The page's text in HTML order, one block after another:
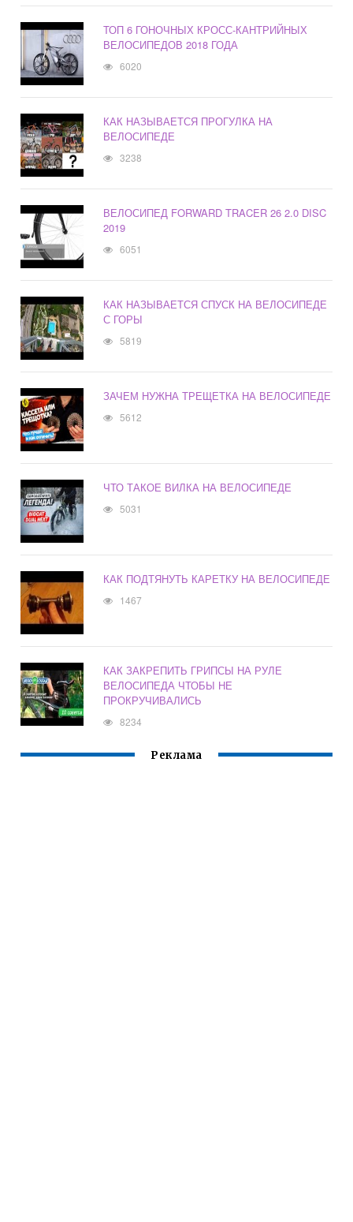
ТОП 6 ГОНОЧНЫХ КРОСС-КАНТРИЙНЫХ
ВЕЛОСИПЕДОВ 2018 ГОДА
6020
КАК НАЗЫВАЕТСЯ ПРОГУЛКА НА
ВЕЛОСИПЕДЕ
3238
ВЕЛОСИПЕД FORWARD TRACER 26 2.0 DISC
2019
6051
КАК НАЗЫВАЕТСЯ СПУСК НА ВЕЛОСИПЕДЕ
С ГОРЫ
5819
ЗАЧЕМ НУЖНА ТРЕЩЕТКА НА ВЕЛОСИПЕДЕ
5612
ЧТО ТАКОЕ ВИЛКА НА ВЕЛОСИПЕДЕ
5031
КАК ПОДТЯНУТЬ КАРЕТКУ НА ВЕЛОСИПЕДЕ
1467
КАК ЗАКРЕПИТЬ ГРИПСЫ НА РУЛЕ
ВЕЛОСИПЕДА ЧТОБЫ НЕ
ПРОКРУЧИВАЛИСЬ
8234
Реклама